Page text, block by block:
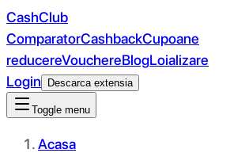
CashClub
ComparatorCashbackCupoane
reducereVouchereBlogLoializare
Login
Descarca extensia
Toggle menu
Acasa